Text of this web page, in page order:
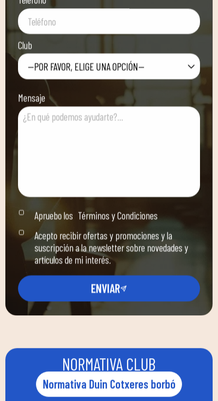
Club
—POR FAVOR, ELIGE UNA OPCIÓN—
Mensaje
Apruebo los Términos y Condiciones
Acepto recibir ofertas y promociones y la
suscripción a la newsletter sobre novedades y
artículos de mi interés.
ENVIAR
NORMATIVA CLUB
Normativa Duin Cotxeres borbó